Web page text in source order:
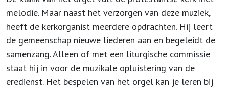
melodie. Maar naast het verzorgen van deze muziek,
heeft de kerkorganist meerdere opdrachten. Hij leert
de gemeenschap nieuwe liederen aan en begeleidt de
samenzang. Alleen of met een liturgische commissie
staat hij in voor de muzikale opluistering van de
eredienst. Het bespelen van het orgel kan je leren bij